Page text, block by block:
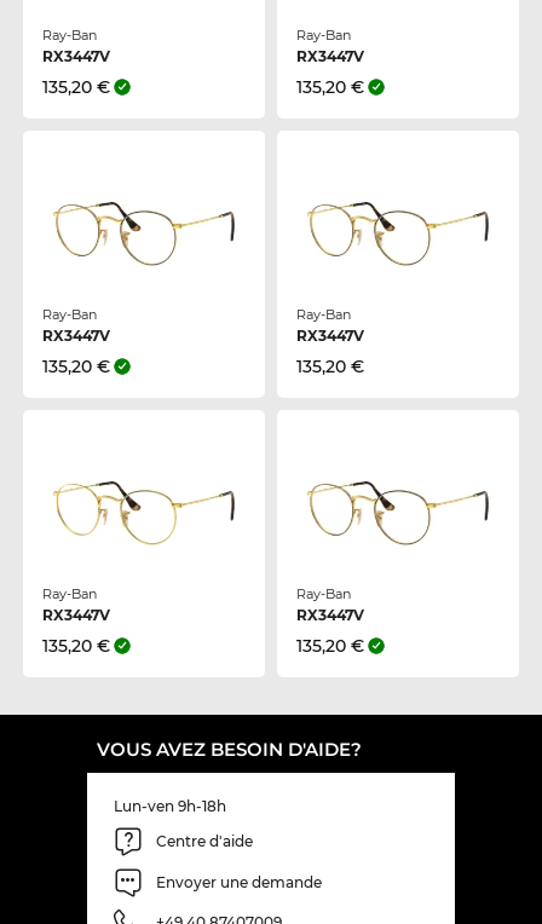
Ray-Ban
RX3447V
135,20 €
Ray-Ban
RX3447V
135,20 €
Ray-Ban
RX3447V
135,20 €
Ray-Ban
RX3447V
135,20 €
Ray-Ban
RX3447V
135,20 €
Ray-Ban
RX3447V
135,20 €
VOUS AVEZ BESOIN D'AIDE?
Lun-ven 9h-18h
Centre d'aide
Envoyer une demande